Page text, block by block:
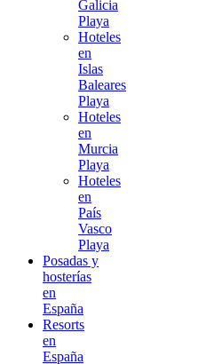
Galicia
Playa
Hoteles
en
Islas
Baleares
Playa
Hoteles
en
Murcia
Playa
Hoteles
en
País
Vasco
Playa
Posadas y
hosterías
en
España
Resorts
en
España